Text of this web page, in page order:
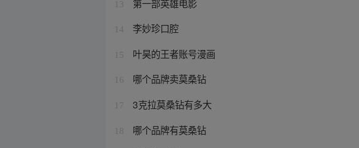
13 第一部英雄电影
14 李妙珍口腔
15 叶昊的王者账号漫画
16 哪个品牌卖莫桑钻
17 3克拉莫桑钻有多大
18 哪个品牌有莫桑钻